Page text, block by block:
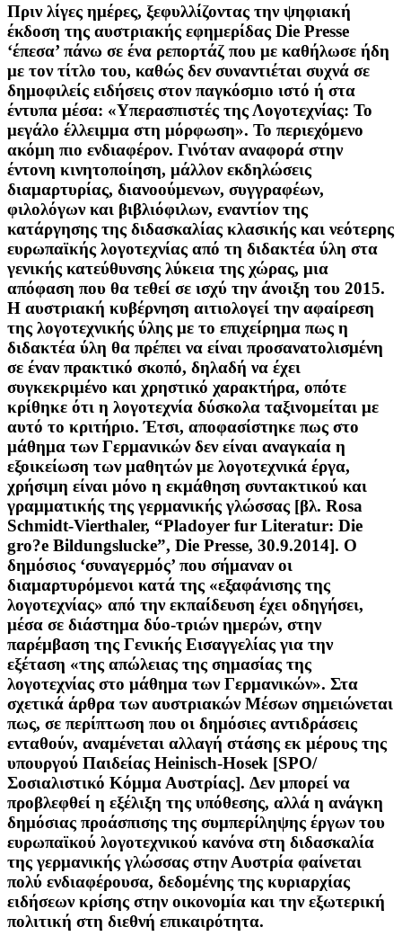
Πριν λίγες ημέρες, ξεφυλλίζοντας την ψηφιακή
έκδοση της αυστριακής εφημερίδας Die Presse
‘έπεσα’ πάνω σε ένα ρεπορτάζ που με καθήλωσε ήδη
με τον τίτλο του, καθώς δεν συναντιέται συχνά σε
δημοφιλείς ειδήσεις στον παγκόσμιο ιστό ή στα
έντυπα μέσα: «Υπερασπιστές της Λογοτεχνίας: Το
μεγάλο έλλειμμα στη μόρφωση». Το περιεχόμενο
ακόμη πιο ενδιαφέρον. Γινόταν αναφορά στην
έντονη κινητοποίηση, μάλλον εκδηλώσεις
διαμαρτυρίας, διανοούμενων, συγγραφέων,
φιλολόγων και βιβλιόφιλων, εναντίον της
κατάργησης της διδασκαλίας κλασικής και νεότερης
ευρωπαϊκής λογοτεχνίας από τη διδακτέα ύλη στα
γενικής κατεύθυνσης λύκεια της χώρας, μια
απόφαση που θα τεθεί σε ισχύ την άνοιξη του 2015.
Η αυστριακή κυβέρνηση αιτιολογεί την αφαίρεση
της λογοτεχνικής ύλης με το επιχείρημα πως η
διδακτέα ύλη θα πρέπει να είναι προσανατολισμένη
σε έναν πρακτικό σκοπό, δηλαδή να έχει
συγκεκριμένο και χρηστικό χαρακτήρα, οπότε
κρίθηκε ότι η λογοτεχνία δύσκολα ταξινομείται με
αυτό το κριτήριο. Έτσι, αποφασίστηκε πως στο
μάθημα των Γερμανικών δεν είναι αναγκαία η
εξοικείωση των μαθητών με λογοτεχνικά έργα,
χρήσιμη είναι μόνο η εκμάθηση συντακτικού και
γραμματικής της γερμανικής γλώσσας [βλ. Rosa
Schmidt-Vierthaler, “Pladoyer fur Literatur: Die
gro?e Bildungslucke”, Die Presse, 30.9.2014]. Ο
δημόσιος ‘συναγερμός’ που σήμαναν οι
διαμαρτυρόμενοι κατά της «εξαφάνισης της
λογοτεχνίας» από την εκπαίδευση έχει οδηγήσει,
μέσα σε διάστημα δύο-τριών ημερών, στην
παρέμβαση της Γενικής Εισαγγελίας για την
εξέταση «της απώλειας της σημασίας της
λογοτεχνίας στο μάθημα των Γερμανικών». Στα
σχετικά άρθρα των αυστριακών Μέσων σημειώνεται
πως, σε περίπτωση που οι δημόσιες αντιδράσεις
ενταθούν, αναμένεται αλλαγή στάσης εκ μέρους της
υπουργού Παιδείας Heinisch-Hosek [SPΟ/
Σοσιαλιστικό Κόμμα Αυστρίας]. Δεν μπορεί να
προβλεφθεί η εξέλιξη της υπόθεσης, αλλά η ανάγκη
δημόσιας προάσπισης της συμπερίληψης έργων του
ευρωπαϊκού λογοτεχνικού κανόνα στη διδασκαλία
της γερμανικής γλώσσας στην Αυστρία φαίνεται
πολύ ενδιαφέρουσα, δεδομένης της κυριαρχίας
ειδήσεων κρίσης στην οικονομία και την εξωτερική
πολιτική στη διεθνή επικαιρότητα.